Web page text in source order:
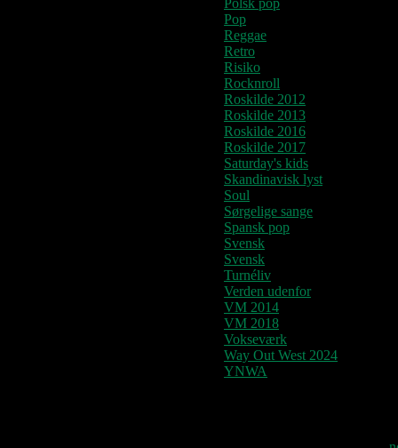
Pop
Reggae
Retro
Risiko
Rocknroll
Roskilde 2012
Roskilde 2013
Roskilde 2016
Roskilde 2017
Saturday's kids
Skandinavisk lyst
Soul
Sørgelige sange
Spansk pop
Svensk
Svensk
Turnéliv
Verden udenfor
VM 2014
VM 2018
Vokseværk
Way Out West 2024
YNWA